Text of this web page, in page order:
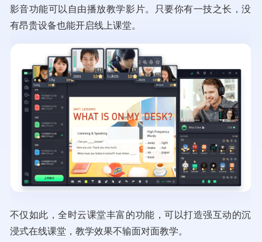
影音功能可以自由播放教学影片。只要你有一技之长，没
有昂贵设备也能开启线上课堂。
不仅如此，全时云课堂丰富的功能，可以打造强互动的沉
浸式在线课堂，教学效果不输面对面教学。